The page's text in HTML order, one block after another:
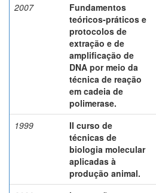
2007
Fundamentos
teóricos-práticos e
protocolos de
extração e de
amplificação de
DNA por meio da
técnica de reação
em cadeia de
polimerase.
1999
II curso de
técnicas de
biologia molecular
aplicadas à
produção animal.